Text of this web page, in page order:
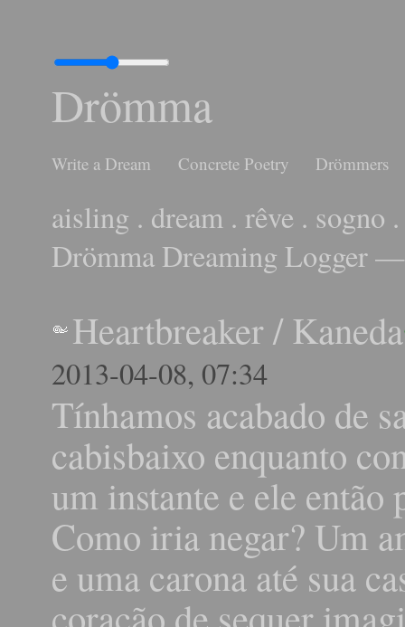
Drömma
Write a Dream Concrete Poetry Drömmers
aisling . dream . rêve . sogno
Drömma Dreaming Logger
Heartbreaker/Kaneda
2013-04-08, 07:34
Tínhamos acabado de
cabisbaixo enquanto
um instante e ele então
Como iria negar? Um
e uma carona até sua
coração de sequer